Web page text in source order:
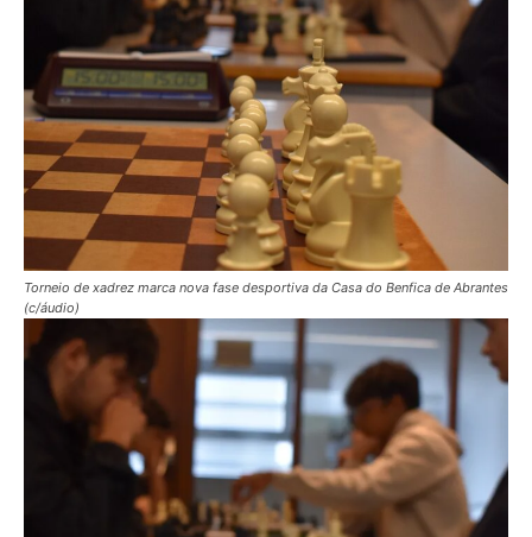
Torneio de xadrez marca nova fase desportiva da Casa do Benfica de Abrantes
(c/áudio)